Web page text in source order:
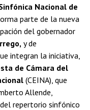
Nacional de
parte de la nueva
del gobernador
y de
integran la iniciativa,
de Cámara del
(CEINA), que
Allende,
repertorio sinfónico